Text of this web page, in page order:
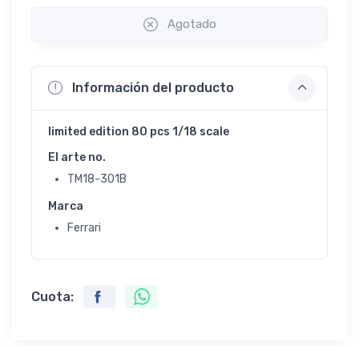
Agotado
Información del producto
limited edition 80 pcs 1/18 scale
El arte no.
TM18-301B
Marca
Ferrari
Cuota: